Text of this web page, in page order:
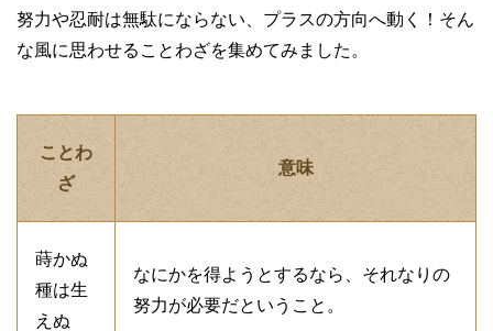
努力や忍耐は無駄にならない、プラスの方向へ動く！そん
な風に思わせることわざを集めてみました。
ことわ
ざ
意味
蒔かぬ
種は生
えぬ
なにかを得ようとするなら、それなりの
努力が必要だということ。